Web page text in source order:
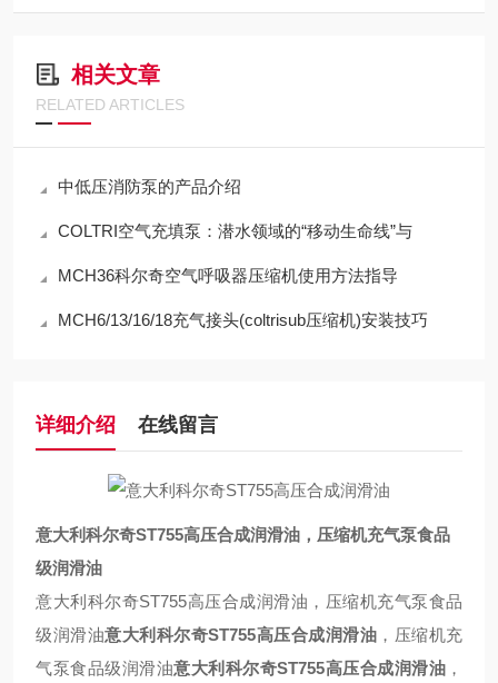
相关文章
RELATED ARTICLES
中低压消防泵的产品介绍
COLTRI空气充填泵：潜水领域的“移动生命线”与
MCH36科尔奇空气呼吸器压缩机使用方法指导
MCH6/13/16/18充气接头(coltrisub压缩机)安装技巧
详细介绍 在线留言
意大利科尔奇ST755高压合成润滑油，压缩机充气泵食品
级润滑油
意大利科尔奇ST755高压合成润滑油，压缩机充气泵食品
级润滑油意大利科尔奇ST755高压合成润滑油 ，压缩机充
气泵食品级润滑油意大利科尔奇ST755高压合成润滑油 ，